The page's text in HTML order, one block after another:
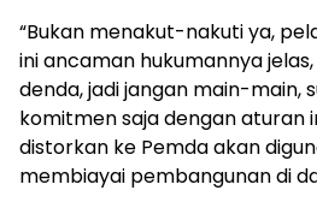
“Bukan menakut-nakuti ya,
ini ancaman hukumannya
denda, jadi jangan main-main,
komitmen saja dengan aturan
distorkan ke Pemda akan
membiayai pembangunan di